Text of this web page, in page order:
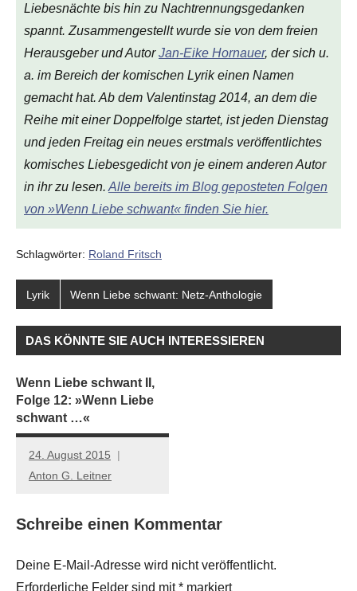
Liebesnächte bis hin zu Nachtrennungsgedanken
spannt. Zusammengestellt wurde sie von dem freien
Herausgeber und AutorJan-Eike Hornauer, der sich u.
a. im Bereich der komischen Lyrik einen Namen
gemacht hat. Ab dem Valentinstag 2014, an dem die
Reihe mit einer Doppelfolge startet, ist jeden Dienstag
und jeden Freitag ein neues erstmals veröffentlichtes
komisches Liebesgedicht von je einem anderen Autor
in ihr zu lesen. Alle bereits im Blog geposteten Folgen
von »Wenn Liebe schwant« finden Sie hier.
Schlagwörter: Roland Fritsch
Lyrik Wenn Liebe schwant: Netz-Anthologie
DAS KÖNNTE SIE AUCH INTERESSIEREN
Wenn Liebe schwant II,
Folge 12: »Wenn Liebe
schwant …«
24. August 2015
Anton G. Leitner
Schreibe einen Kommentar
Deine E-Mail-Adresse wird nicht veröffentlicht.
Erforderliche Felder sind mit* markiert